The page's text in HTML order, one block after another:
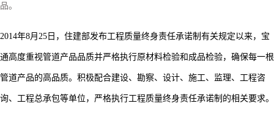
品。
2014年8月25日，住建部发布工程质量终身责任承诺制有关规定以来，宝
通高度重视管道产品品质并严格执行原材料检验和成品检验，确保每一根
管道产品的高品质。积极配合建设、勘察、设计、施工、监理、工程咨
询、工程总承包等单位，严格执行工程质量终身责任承诺制的相关要求。